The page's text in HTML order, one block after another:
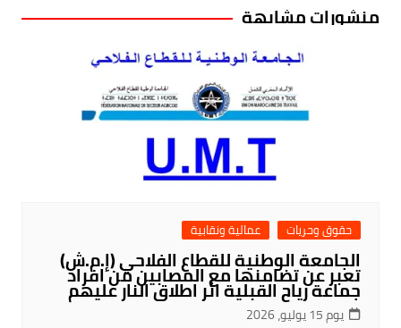
منشورات مشابهة
حقوق وحريات عمالية ونقابية
الجامعة الوطنية للقطاع الفلاحي (إ.م.ش)
تعبر عن تضامنها مع المصابين من افراد
جماعة رياح القبلية اثر اطلاق النار عليهم
يوم 15 يوليو، 2026